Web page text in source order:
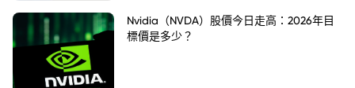
Nvidia（NVDA）股價今日走高：2026年目
標價是多少？